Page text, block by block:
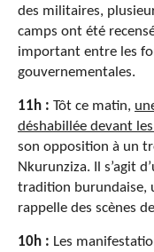
des militaires,
camps ont été
important entre les
gouvernementales.
11h : Tôt ce matin,
déshabillée devant
son opposition à un
Nkurunziza. Il s’agit
tradition burundaise,
rappelle des scènes
10h : Les